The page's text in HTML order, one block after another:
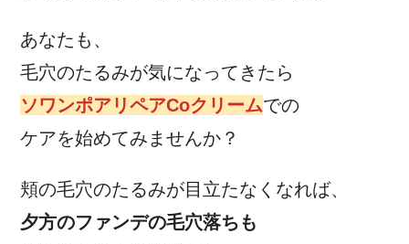
あなたも、
毛穴のたるみが気になってきたら
ソワンポアリペアCoクリームでの
ケアを始めてみませんか？
頬の毛穴のたるみが目立たなくなれば、
夕方のファンデの毛穴落ちも